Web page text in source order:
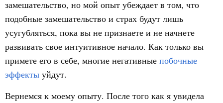
замешательство, но мой опыт убеждает в том, что
подобные замешательство и страх будут лишь
усугубляться, пока вы не признаете и не начнете
развивать свое интуитивное начало. Как только вы
примете его в себе, многие негативные побочные
эффекты уйдут.
Вернемся к моему опыту. После того как я увидела